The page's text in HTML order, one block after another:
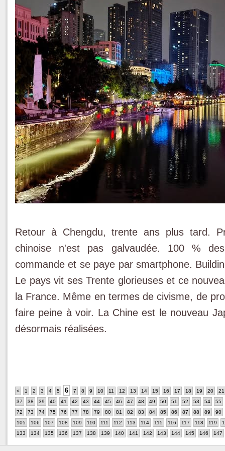
Retour à Chengdu, trente ans plus tard.
chinoise n'est pas galvaudée. 100 %
commande et se paye par smartphone.
Le pays vit ses Trente glorieuses et ce
la France. Même en termes de civisme, de
faire peine à voir. La Chine est le nouveau
désormais réalisées.
< 1 2 3 4 5 6 7 8 9 10 11 12 13 14 15 16 17 18 19 20
21
37
38 39 40 41 42 43 44 45 46 47 48 49 50 51 52 53 54
55
72
73 74 75 76 77 78 79 80 81 82 83 84 85 86 87 88 89
90
105
106 107 108 109 110 111 112 113 114 115 116 117 118 119
133
134 135 136 137 138 139 140 141 142 143 144 145 146 147